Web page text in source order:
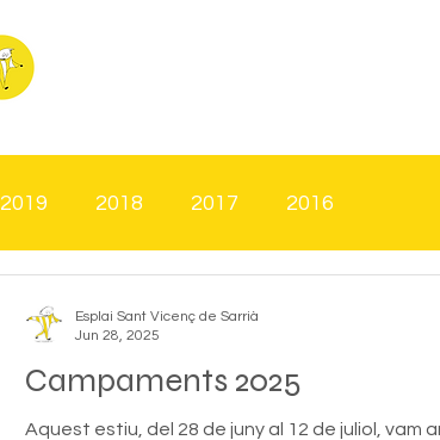
2019 2018 2017 2016
Campaments 2025
Aquest estiu, del 28 de juny al 12 de juliol, vam
Esplai Sant Vicenç de Sarrià
Jun 28, 2025